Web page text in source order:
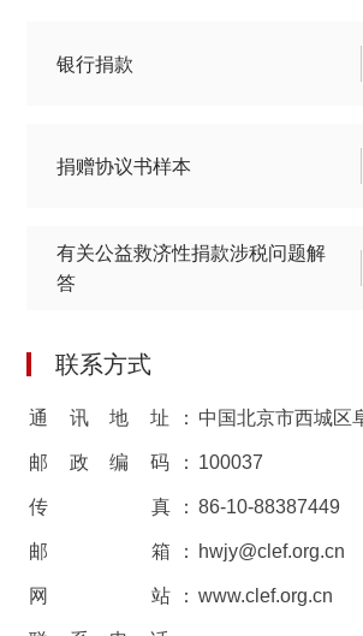
银行捐款
捐赠协议书样本
有关公益救济性捐款涉税问题解
答
联系方式
通 讯 地 址： 中国北京市西城区
邮 政 编 码： 100037
传 真： 86-10-88387449
邮 箱： hwjy@clef.org.cn
网 站： www.clef.org.cn